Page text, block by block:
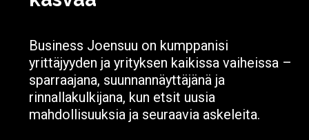
Business Joensuu on kumppanisi
yrittäjyyden ja yrityksen kaikissa vaiheissa –
sparraajana, suunnannäyttäjänä ja
rinnallakulkijana, kun etsit uusia
mahdollisuuksia ja seuraavia askeleita.